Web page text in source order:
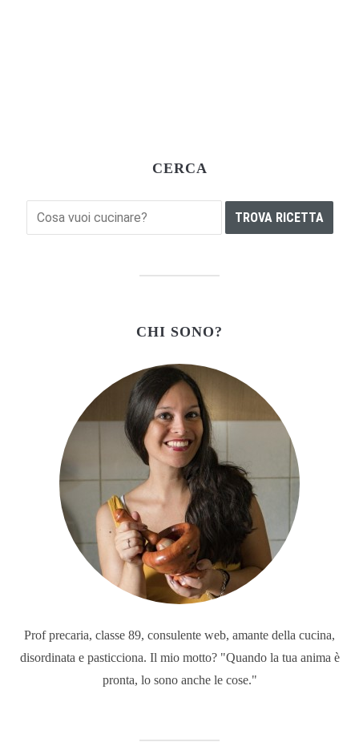
CERCA
CHI SONO?
Prof precaria, classe 89, consulente web, amante della cucina,
disordinata e pasticciona. Il mio motto? "Quando la tua anima è
pronta, lo sono anche le cose."